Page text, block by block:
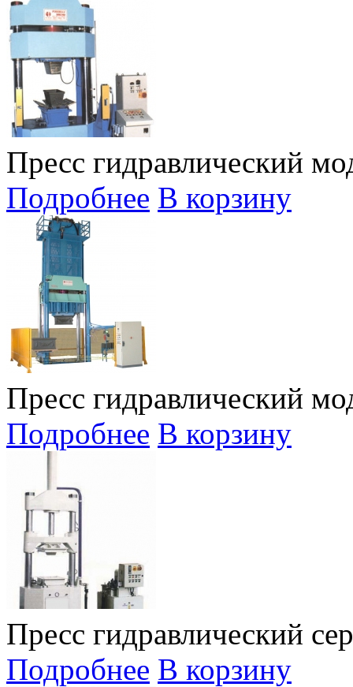
Пресс гидравлический
Подробнее В корзину
Пресс гидравлический
Подробнее В корзину
Пресс гидравлический
Подробнее В корзину